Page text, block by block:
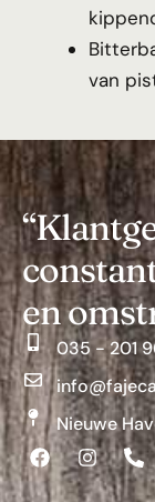
van
en
035 - 201
Nieuwe